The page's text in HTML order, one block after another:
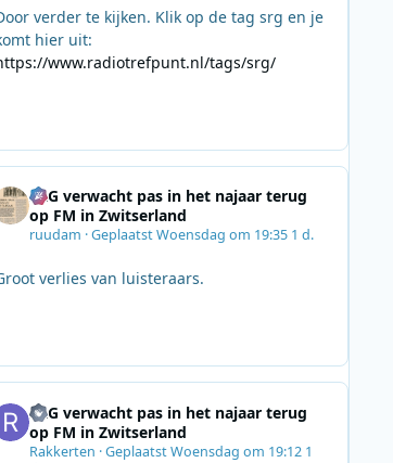
verder te kijken. Klik op de tag srg en je
hier uit:
www.radiotrefpunt.nl/tags/srg/
SRG verwacht pas in het najaar terug
op FM in Zwitserland
ruudam ·GeplaatstWoensdag om 19:35 1 d.
verlies van luisteraars.
SRG verwacht pas in het najaar terug
op FM in Zwitserland
Rakkerten ·GeplaatstWoensdag om 19:12 1